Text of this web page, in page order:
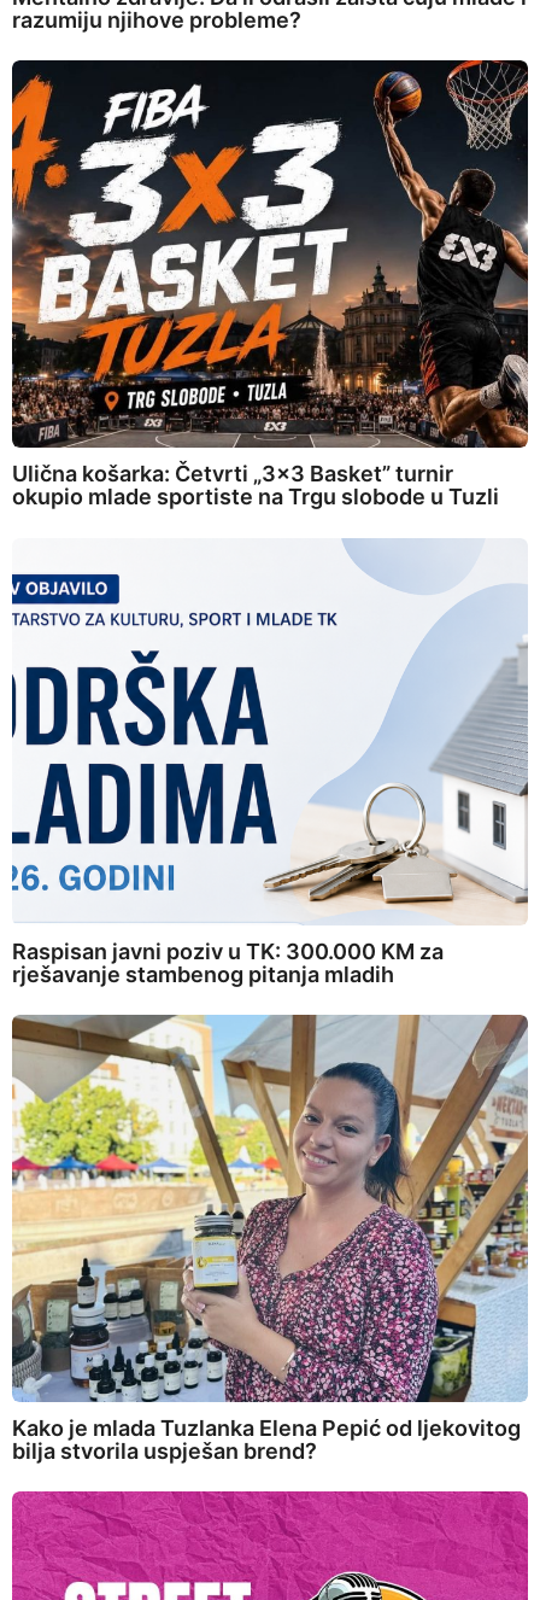
razumiju njihove probleme?
Ulična košarka: Četvrti „3×3 Basket” turnir
okupio mlade sportiste na Trgu slobode u Tuzli
Raspisan javni poziv u TK: 300.000 KM za
rješavanje stambenog pitanja mladih
Kako je mlada Tuzlanka Elena Pepić od ljekovitog
bilja stvorila uspješan brend?